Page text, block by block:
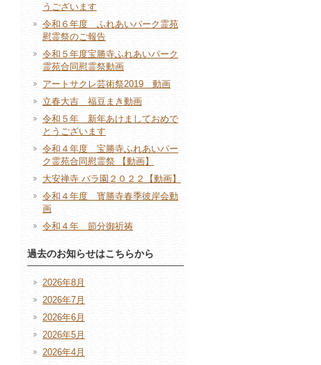
うございます
令和６年度 ふれあいパーク霊苑
慰霊祭のご報告
令和５年度宝勝寺ふれあいパーク
霊苑合同慰霊祭動画
アートサクレ芸術祭2019 動画
立春大吉 福豆まき動画
令和５年 新年あけましておめで
とうございます
令和４年度 宝勝寺ふれあいパー
ク霊苑合同慰霊祭 【動画】
大安禅寺 バラ園２０２２【動画】
令和４年度 寳勝寺春季彼岸会動
画
令和４年 節分御祈祷
過去のお知らせはこちらから
2026年8月
2026年7月
2026年6月
2026年5月
2026年4月